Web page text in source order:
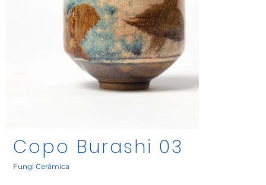
Copo Burashi 03
Fungi Cerâmica